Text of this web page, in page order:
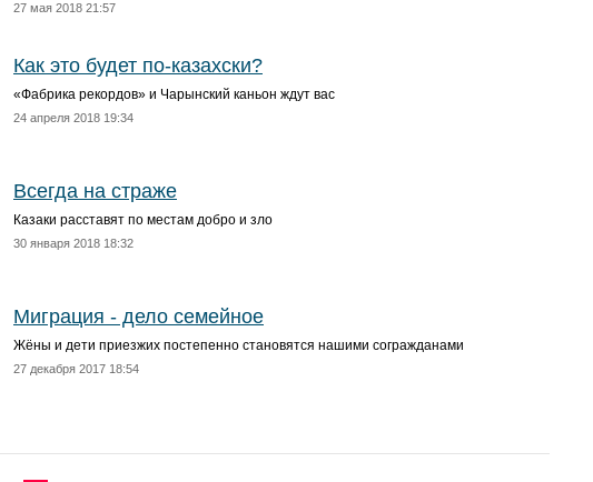
27 мая 2018 21:57
Как это будет по-казахски?
«Фабрика рекордов» и Чарынский каньон ждут вас
24 апреля 2018 19:34
Всегда на страже
Казаки расставят по местам добро и зло
30 января 2018 18:32
Миграция - дело семейное
Жёны и дети приезжих постепенно становятся нашими согражданами
27 декабря 2017 18:54